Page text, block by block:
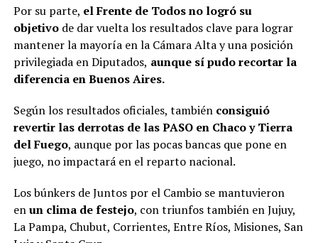
Por su parte, el Frente de Todos no logró su
objetivode dar vuelta los resultados clave para lograr
mantener la mayoría en la Cámara Alta y una posición
privilegiada en Diputados, aunque sí pudo recortar la
diferencia en Buenos Aires.
Según los resultados oficiales, también consiguió
revertir las derrotas de las PASO en Chaco y Tierra
del Fuego, aunque por las pocas bancas que pone en
juego, no impactará en el reparto nacional.
Los búnkers de Juntos por el Cambio se mantuvieron
enun clima de festejo, con triunfos también en Jujuy,
La Pampa, Chubut, Corrientes, Entre Ríos, Misiones, San